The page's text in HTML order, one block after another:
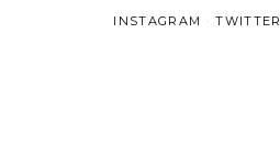
INSTAGRAM TWITTER